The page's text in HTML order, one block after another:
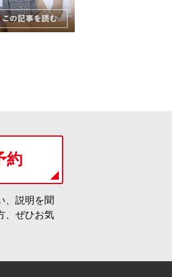
約
、説明を聞
、ぜひお気